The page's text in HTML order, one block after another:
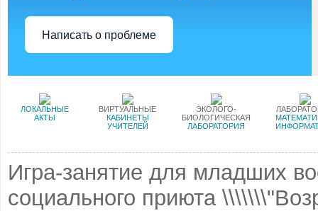
Написать о проблеме
ЛОКАЛЬНЫЕ
АКТЫ
ВИРТУАЛЬНЫЕ
КАБИНЕТЫ
УЧИТЕЛЕЙ
ЭКОЛОГО-
БИОЛОГИЧЕСКАЯ
ЛАБОРАТОРИЯ
Игра-занятие для младших
социального приюта